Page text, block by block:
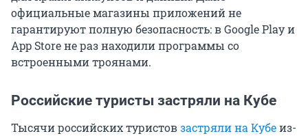
официальные магазины приложений не
гарантируют полную безопасность: в Google Play и
App Store не раз находили программы со
встроенными троянами.
Российские туристы застряли на Кубе
Тысячи российских туристовзастряли на Кубеиз-